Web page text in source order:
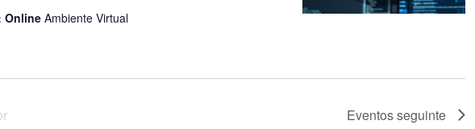
OnlineAmbiente Virtual
Eventosseguinte